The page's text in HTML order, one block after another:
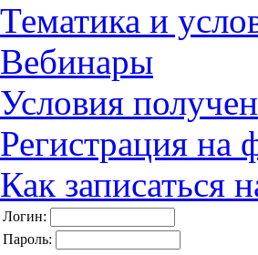
Тематика и
Вебинары
Условия
Регистрация
Как записаться
Логин:
Пароль: